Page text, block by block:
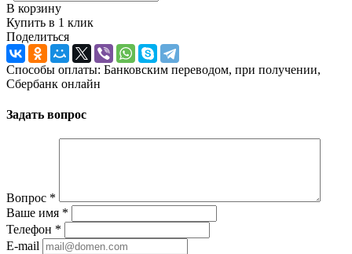
В корзину
Купить в 1 клик
Поделиться
Способы оплаты: Банковским переводом, при получении,
Сбербанк онлайн
Задать вопрос
Вопрос *
Ваше имя *
Телефон *
E-mail